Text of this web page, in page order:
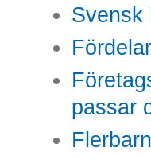
Svensk
passar